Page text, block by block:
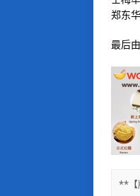
郑东
最后
**【